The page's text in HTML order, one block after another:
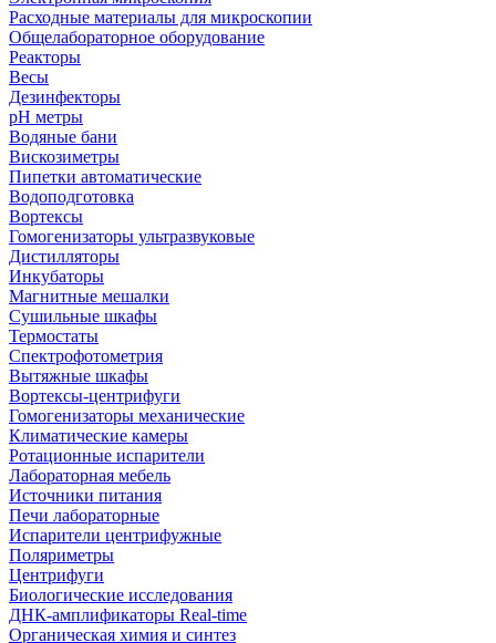
Расходные материалы для микроскопии
Общелабораторное оборудование
Реакторы
Весы
Дезинфекторы
рН метры
Водяные бани
Вискозиметры
Пипетки автоматические
Водоподготовка
Вортексы
Гомогенизаторы ультразвуковые
Дистилляторы
Инкубаторы
Магнитные мешалки
Сушильные шкафы
Термостаты
Спектрофотометрия
Вытяжные шкафы
Вортексы-центрифуги
Гомогенизаторы механические
Климатические камеры
Ротационные испарители
Лабораторная мебель
Источники питания
Печи лабораторные
Испарители центрифужные
Поляриметры
Центрифуги
Биологические исследования
ДНК-амплификаторы Real-time
Органическая химия и синтез